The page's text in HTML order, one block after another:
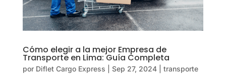
Cómo elegir a la mejor Empresa de
Transporte en Lima: Guía Completa
por Diflet Cargo Express Sep 27, 2024| transporte